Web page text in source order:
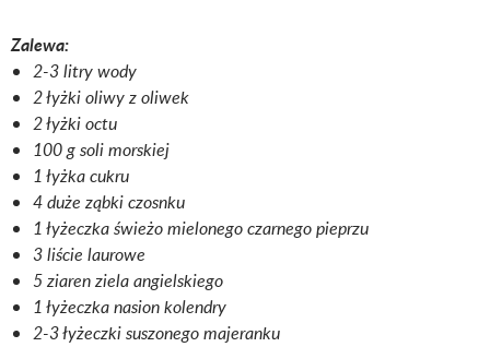
Zalewa:
2-3 litry wody
2 łyżki oliwy z oliwek
2 łyżki octu
100 g soli morskiej
1 łyżka cukru
4 duże ząbki czosnku
1 łyżeczka świeżo mielonego czarnego pieprzu
3 liście laurowe
5 ziaren ziela angielskiego
1 łyżeczka nasion kolendry
2-3 łyżeczki suszonego majeranku